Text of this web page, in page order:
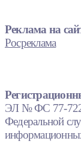
Реклама на
Росреклама
ЭЛ № ФС 77-
Федеральной